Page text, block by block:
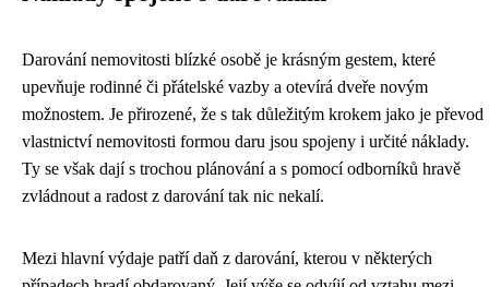
Darování nemovitosti blízké osobě je krásným gestem, které
upevňuje rodinné či přátelské vazby a otevírá dveře novým
možnostem. Je přirozené, že s tak důležitým krokem jako je převod
vlastnictví nemovitosti formou daru jsou spojeny i určité náklady.
Ty se však dají s trochou plánování a s pomocí odborníků hravě
zvládnout a radost z darování tak nic nekalí.
Mezi hlavní výdaje patří daň z darování, kterou v některých